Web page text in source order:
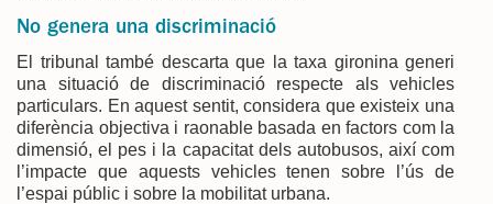
No genera una discriminació
El tribunal també descarta que la taxa gironina generi
una situació de discriminació respecte als vehicles
particulars. En aquest sentit, considera que existeix una
diferència objectiva i raonable basada en factors com la
dimensió, el pes i la capacitat dels autobusos, així com
l’impacte que aquests vehicles tenen sobre l’ús de
l’espai públic i sobre la mobilitat urbana.